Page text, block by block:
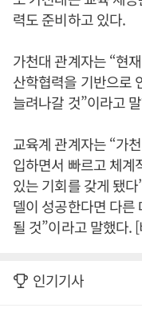
력도 준비하고 있다.
가천대 관계자는 “현
산학협력을 기반으로
늘려나갈 것”이라고
교육계 관계자는 “가
입하면서 빠르고 체계
있는 기회를 갖게 됐
델이 성공한다면 다른
될 것”이라고 말했다.
인기기사